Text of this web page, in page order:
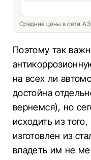
Средние цены в сети
Поэтому так
на всех ли
достойна
вернемся), но
исходить из
изготовлен из
владеть им не